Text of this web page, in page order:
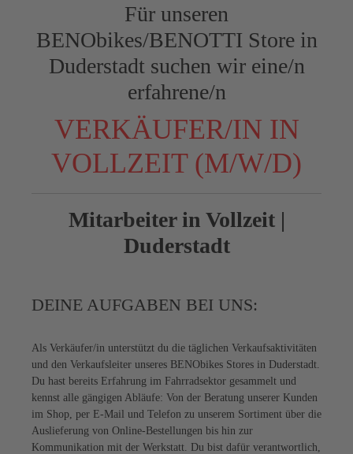
Für unseren
BENObikes/BENOTTI Store in
Duderstadt suchen wir eine/n
erfahrene/n
VERKÄUFER/IN IN
VOLLZEIT (M/W/D)
Mitarbeiter in Vollzeit |
Duderstadt
DEINE AUFGABEN BEI UNS:
Als Verkäufer/in unterstützt du die täglichen Verkaufsaktivitäten
und den Verkaufsleiter unseres BENObikes Stores in Duderstadt.
Du hast bereits Erfahrung im Fahrradsektor gesammelt und
kennst alle gängigen Abläufe: Von der Beratung unserer Kunden
im Shop, per E-Mail und Telefon zu unserem Sortiment über die
Auslieferung von Online-Bestellungen bis hin zur
Kommunikation mit der Werkstatt. Du bist dafür verantwortlich,